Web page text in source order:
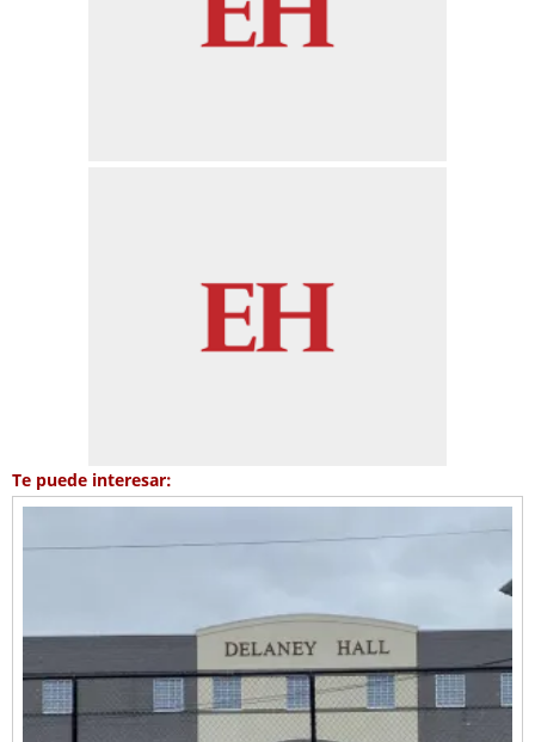
Te puede interesar: